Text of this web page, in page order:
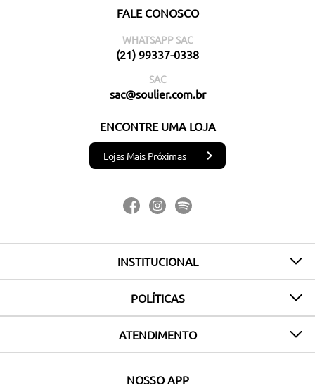
FALE CONOSCO
WHATSAPP SAC
(21) 99337-0338
SAC
sac@soulier.com.br
ENCONTRE UMA LOJA
Lojas Mais Próximas
INSTITUCIONAL
POLÍTICAS
ATENDIMENTO
NOSSO APP